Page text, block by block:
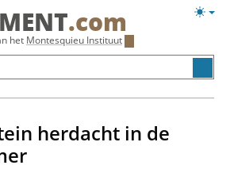
.com
het Montesquieu Instituut
herdacht in de